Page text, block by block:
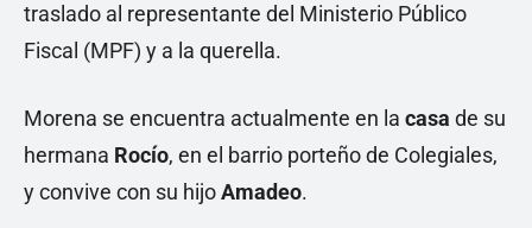
traslado al representante del Ministerio Público
Fiscal (MPF) y a la querella.
Morena se encuentra actualmente en la casa de su
hermana Rocío, en el barrio porteño de Colegiales,
y convive con su hijoAmadeo.